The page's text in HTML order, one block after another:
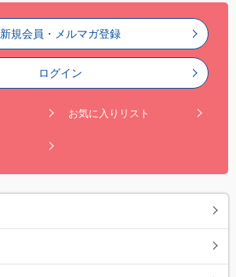
新規会員・メルマガ登録
ログイン
お気に入りリスト